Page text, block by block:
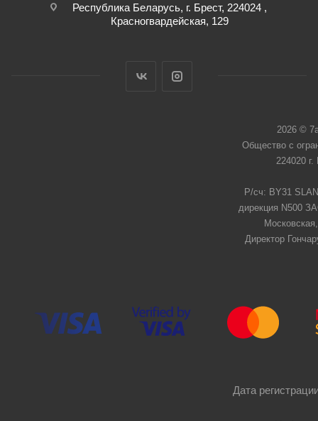
Республика Беларусь, г. Брест, 224024 ,
Красногвардейская, 129
2026 ©
Общество с
224020
Р/сч: BY31
дирекция N500
Директор
Дата